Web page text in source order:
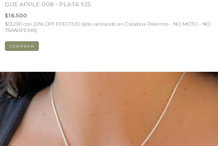
DIJE APPLE 008 - PLATA 925
$16.500
$13.200 con 20% OFF EFECTIVO (sólo retirando en Calabria Palermo - NO MOTO - NO
TRANSFERIR)